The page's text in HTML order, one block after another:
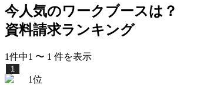
今人気のワークブースは？
資料請求ランキング
1件中1 〜 1 件を表示
1
1位